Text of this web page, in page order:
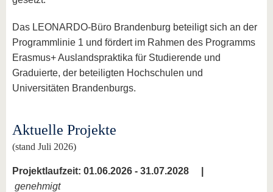
Das LEONARDO-Büro Brandenburg beteiligt sich an der
Programmlinie 1 und fördert im Rahmen des Programms
Erasmus+ Auslandspraktika für Studierende und
Graduierte, der beteiligten Hochschulen und
Universitäten Brandenburgs.
Aktuelle Projekte
(stand Juli 2026)
Projektlaufzeit: 01.06.2026 - 31.07.2028 |
genehmigt